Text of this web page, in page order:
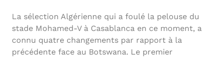
La sélection Algérienne qui a foulé la pelouse du
stade Mohamed-V à Casablanca en ce moment, a
connu quatre changements par rapport à la
précédente face au Botswana. Le premier